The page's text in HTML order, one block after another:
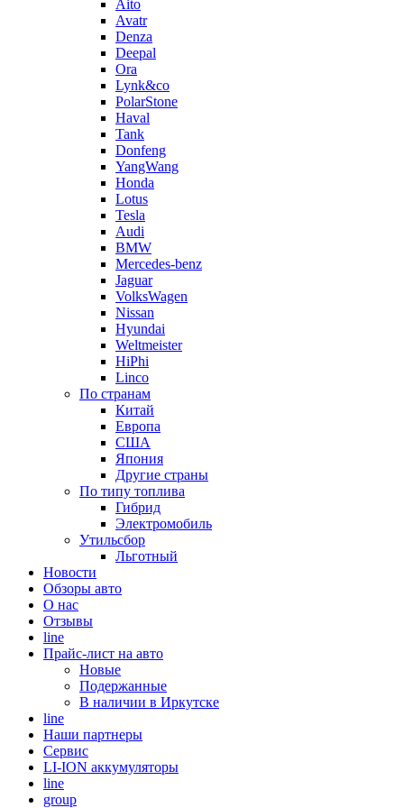
Aito
Avatr
Denza
Deepal
Ora
Lynk&co
PolarStone
Haval
Tank
Donfeng
YangWang
Honda
Lotus
Tesla
Audi
BMW
Mercedes-benz
Jaguar
VolksWagen
Nissan
Hyundai
Weltmeister
HiPhi
Linco
По странам
Китай
Европа
США
Япония
Другие страны
По типу топлива
Гибрид
Электромобиль
Утильсбор
Льготный
Новости
Обзоры авто
О нас
Отзывы
line
Прайс-лист на авто
Новые
Подержанные
В наличии в Иркутске
line
Наши партнеры
Cервис
LI-ION аккумуляторы
line
group